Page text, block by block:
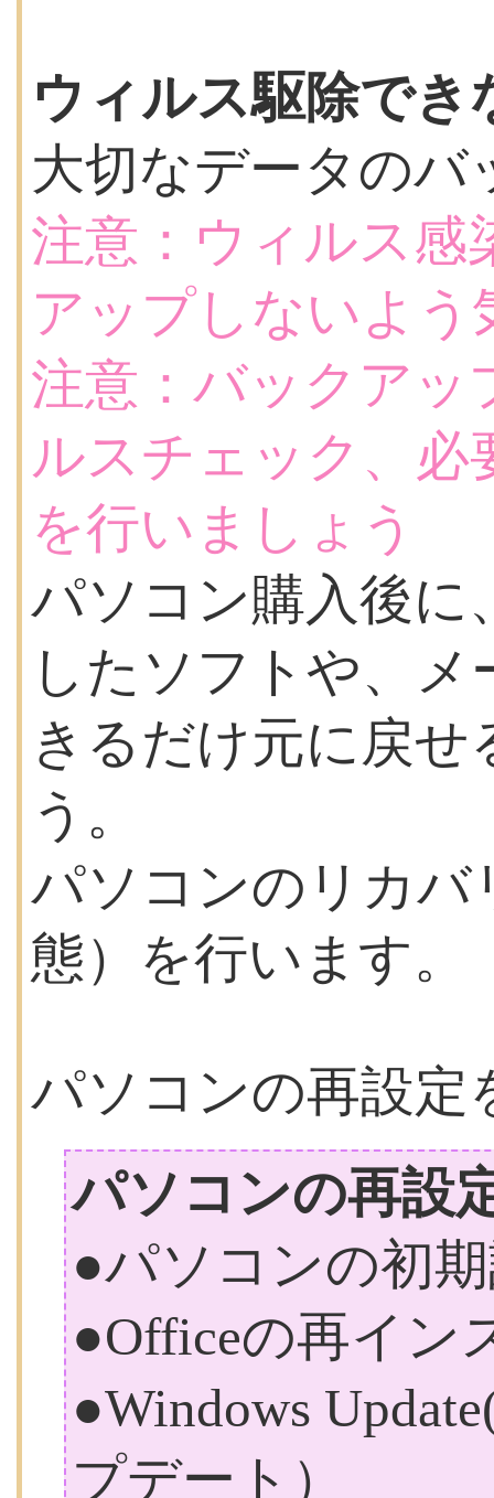
ウィルス駆除でき
大切なデータのバ
注意：ウィルス感
アップしないよ
注意：バックアッ
ルスチェック、必
を行いましょう
パソコン購入後に
したソフトや、
きるだけ元に戻
う。
パソコンのリカバ
態）を行います。
パソコンの再設定
パソコンの再設
●パソコンの初
●Officeの再イン
●Windows
プデート）